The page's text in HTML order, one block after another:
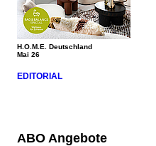
H.O.M.E. Deutschland
Mai 26
EDITORIAL
ABO Angebote